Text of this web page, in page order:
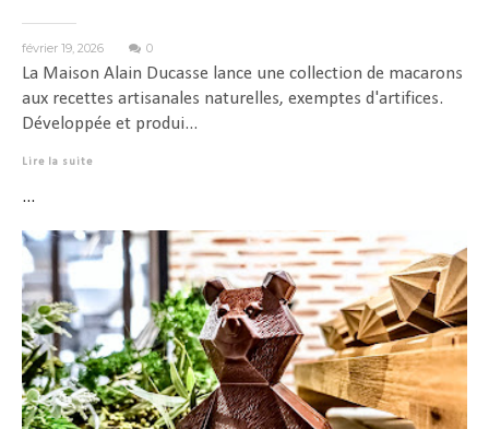
février 19, 2026 0
La Maison Alain Ducasse lance une collection de macarons
aux recettes artisanales naturelles, exemptes d'artifices.
Développée et produi...
Lire la suite
...